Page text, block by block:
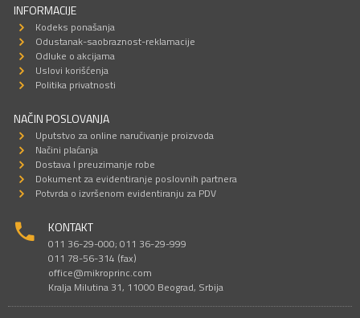
INFORMACIJE
Kodeks ponašanja
Odustanak-saobraznost-reklamacije
Odluke o akcijama
Uslovi korišćenja
Politika privatnosti
NAČIN POSLOVANJA
Uputstvo za online naručivanje proizvoda
Načini plaćanja
Dostava I preuzimanje robe
Dokument za evidentiranje poslovnih partnera
Potvrda o izvršenom evidentiranju za PDV
KONTAKT
011 36-29-000; 011 36-29-999
011 78-56-314 (fax)
office@mikroprinc.com
Kralja Milutina 31, 11000 Beograd, Srbija